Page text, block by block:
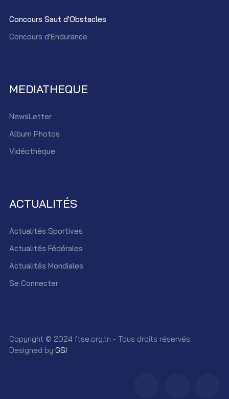
Concours Saut d'Obstacles
Concours d'Endurance
MEDIATHEQUE
NewsLetter
Album Photos
Vidéothèque
ACTUALITÉS
Actualités Sportives
Actualités Fédérales
Actualités Mondiales
Se Connecter
Copyright © 2024 ftse.org.tn - Tous droits réservés.
Designed by GSI